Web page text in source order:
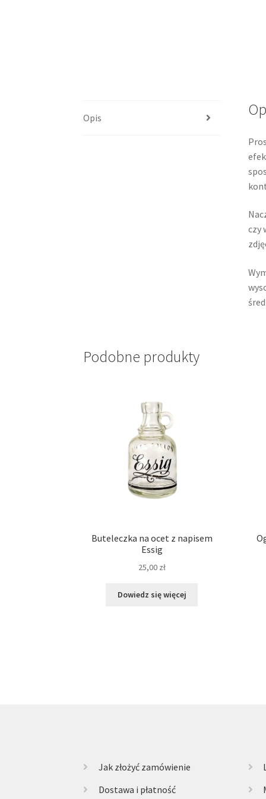
Opis
czy
Podobne produkty
Buteleczka na ocet z napisem
Essig
25,00 zł
Dowiedz się więcej
Jak złożyć zamówienie
Dostawa i płatność